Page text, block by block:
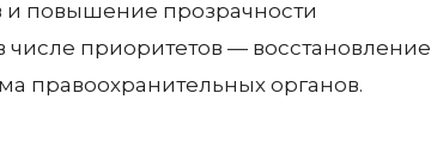
и повышение прозрачности
числе приоритетов — восстановление
правоохранительных органов.